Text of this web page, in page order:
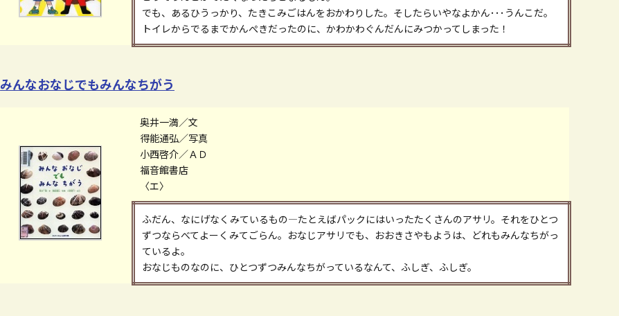
でも、あるひうっかり、たきこみごはんをおかわりした。そしたらいやなよかん･･･うんこだ。
トイレからでるまでかんぺきだったのに、かわかわぐんだんにみつかってしまった！
みんなおなじでもみんなちがう
奥井一満／文
得能通弘／写真
小西啓介／ＡＤ
福音館書店
〈エ〉
ふだん、なにげなくみているもの―たとえばパックにはいったたくさんのアサリ。それをひとつ
ずつならべてよーくみてごらん。おなじアサリでも、おおきさやもようは、どれもみんなちがっ
ているよ。
おなじものなのに、ひとつずつみんなちがっているなんて、ふしぎ、ふしぎ。